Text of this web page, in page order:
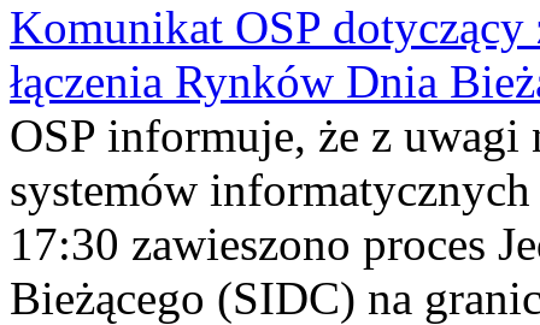
Komunikat OSP dotyczący
łączenia Rynków Dnia
OSP informuje, że z uwagi
systemów
17:30 zawieszono proces
Bieżącego (SIDC) na